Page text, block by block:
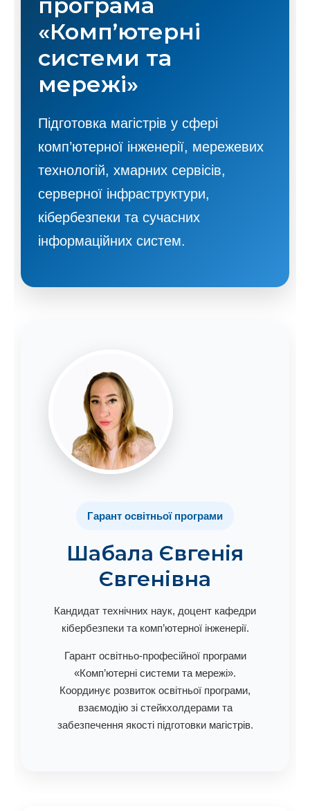
програма
«Комп’ютерні
системи та
мережі»
Підготовка магістрів у сфері
комп’ютерної інженерії, мережевих
технологій, хмарних сервісів,
серверної інфраструктури,
кібербезпеки та сучасних
інформаційних систем.
Гарант освітньої програми
Шабала Євгенія
Євгенівна
Кандидат технічних наук, доцент кафедри
кібербезпеки та комп’ютерної інженерії.
Гарант освітньо-професійної програми
«Комп’ютерні системи та мережі».
Координує розвиток освітньої програми,
взаємодію зі стейкхолдерами та
забезпечення якості підготовки магістрів.